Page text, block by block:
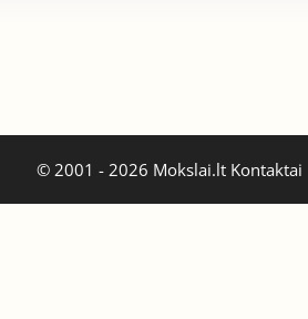
© 2001 - 2026 Mokslai.lt Kontaktai